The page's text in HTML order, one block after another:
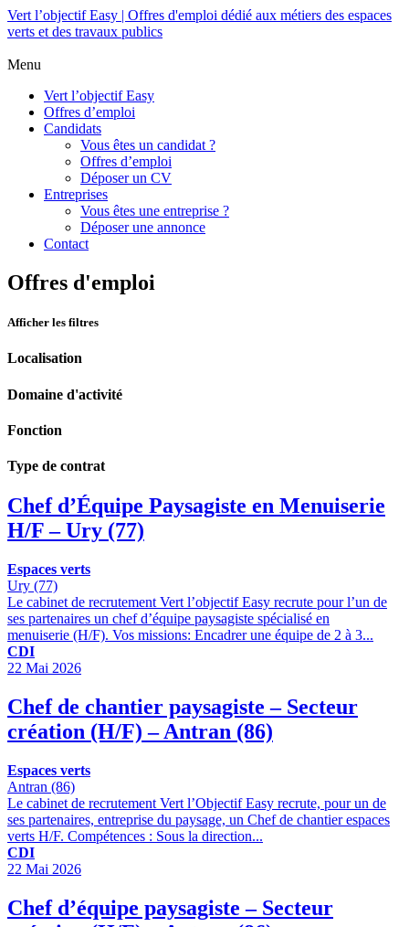
Vert l’objectif Easy | Offres d'emploi dédié aux métiers des espaces
verts et des travaux publics
Menu
Vert l’objectif Easy
Offres d’emploi
Candidats
Vous êtes un candidat ?
Offres d’emploi
Déposer un CV
Entreprises
Vous êtes une entreprise ?
Déposer une annonce
Contact
Offres d'emploi
Afficher les filtres
Localisation
Domaine d'activité
Fonction
Type de contrat
Chef d’Équipe Paysagiste en Menuiserie
H/F – Ury (77)
Espaces verts
Ury (77)
Le cabinet de recrutement Vert l’objectif Easy recrute pour l’un de
ses partenaires un chef d’équipe paysagiste spécialisé en
menuiserie (H/F). Vos missions: Encadrer une équipe de 2 à 3...
CDI
22 Mai 2026
Chef de chantier paysagiste – Secteur
création (H/F) – Antran (86)
Espaces verts
Antran (86)
Le cabinet de recrutement Vert l’Objectif Easy recrute, pour un de
ses partenaires, entreprise du paysage, un Chef de chantier espaces
verts H/F. Compétences : Sous la direction...
CDI
22 Mai 2026
Chef d’équipe paysagiste – Secteur